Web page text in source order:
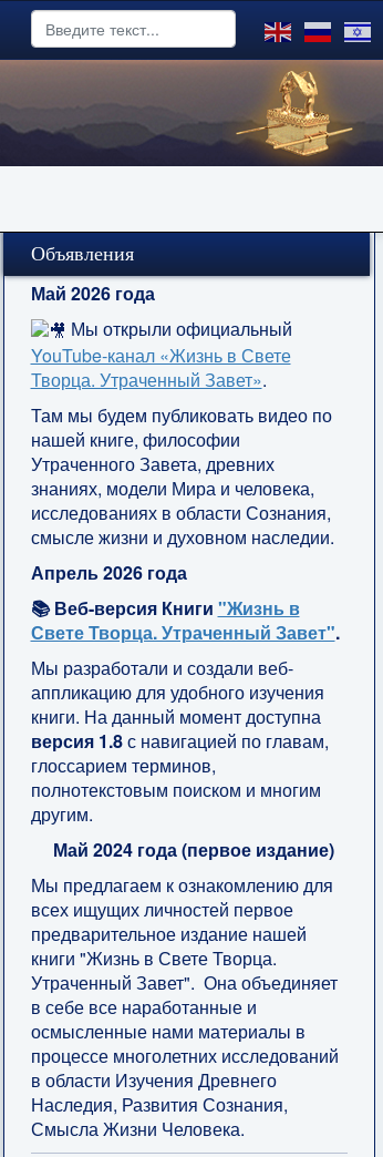
Объявления
Май 2026 года
Мы открыли официальный
YouTube‑канал «Жизнь в Свете
Творца. Утраченный Завет».
Там мы будем публиковать видео по
нашей книге, философии
Утраченного Завета, древних
знаниях, модели Мира и человека,
исследованиях в области Сознания,
смысле жизни и духовном наследии.
Апрель 2026 года
📚 Веб-версия Книги "Жизнь в
Свете Творца. Утраченный Завет".
Мы разработали и создали веб-
аппликацию для удобного изучения
книги. На данный момент доступна
версия 1.8с навигацией по главам,
глоссарием терминов,
полнотекстовым поиском и многим
другим.
Май 2024 года (первое издание)
Мы предлагаем к ознакомлению для
всех ищущих личностей первое
предварительное издание нашей
книги "Жизнь в Свете Творца.
Утраченный Завет". Она объединяет
в себе все наработанные и
осмысленные нами материалы в
процессе многолетних исследований
в области Изучения Древнего
Наследия, Развития Сознания,
Смысла Жизни Человека.